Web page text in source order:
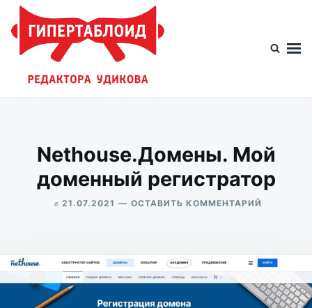
Перейти
содержимому
Искать:
Nethouse.Домены. Мой
доменный регистратор
в 21.07.2021 ОСТАВИТЬ КОММЕНТАРИЙ